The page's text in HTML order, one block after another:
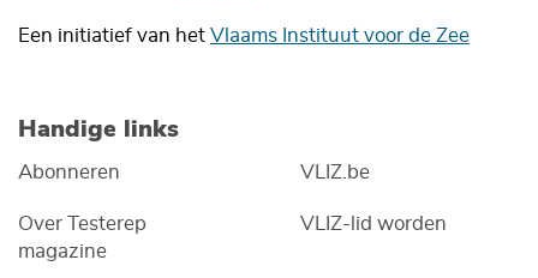
Een initiatief van het Vlaams Instituut voor de Zee
Handige links
Abonneren
Over Testerep
magazine
VLIZ.be
VLIZ-lid worden